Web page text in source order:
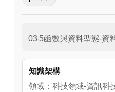
03-5函數與資料型態-資
知識架構
領域：科技領域-資訊科